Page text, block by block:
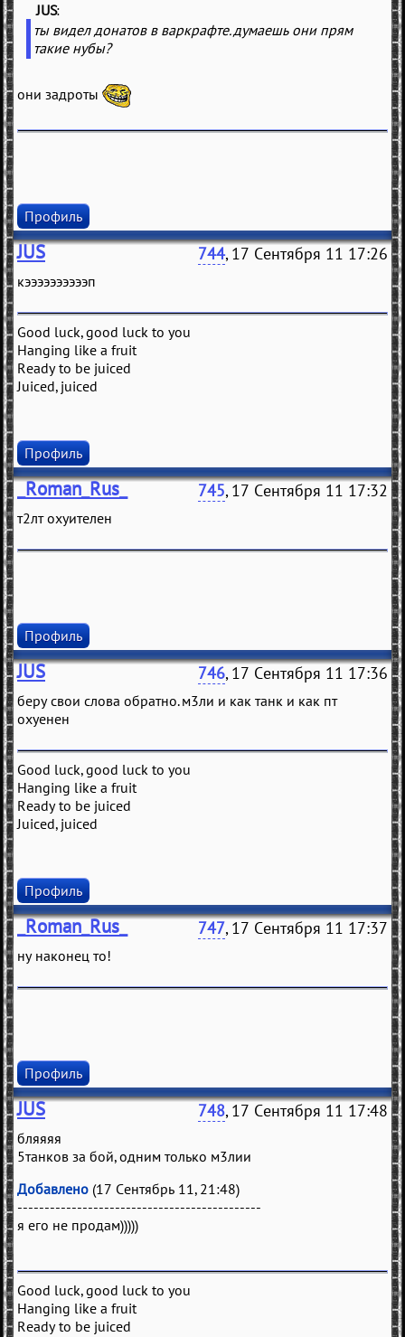
(JUS
ты видел донатов в варкрафте. думаешь они прям
такие нубы?
они задроты
Профиль
JUS 744, 17 Сентября 11 17:26
кээээээээээп
Good luck, good luck to you
Hanging like a fruit
Ready to be juiced
Juiced, juiced
Профиль
_Roman_Rus_ 745, 17 Сентября 11 17:32
т2лт охуителен
Профиль
JUS 746, 17 Сентября 11 17:36
беру свои слова обратно. м3ли и как танк и как пт
охуенен
Good luck, good luck to you
Hanging like a fruit
Ready to be juiced
Juiced, juiced
Профиль
_Roman_Rus_ 747, 17 Сентября 11 17:37
ну наконец то!
Профиль
JUS 748, 17 Сентября 11 17:48
бляяяя
5танков за бой, одним только м3лии
Добавлено (17 Сентябрь 11, 21:48)
---------------------------------------------
я его не продам)))))
Good luck, good luck to you
Hanging like a fruit
Ready to be juiced